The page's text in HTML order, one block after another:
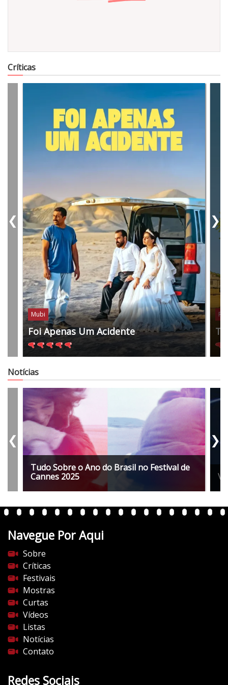
Críticas
Mubi
Foi Apenas Um Acidente
❮ ❯
Notícias
Tudo Sobre o Ano do Brasil no Festival de
Cannes 2025
❮ ❯
Navegue Por Aqui
Sobre
Críticas
Festivais
Mostras
Curtas
Vídeos
Listas
Notícias
Contato
Redes Sociais